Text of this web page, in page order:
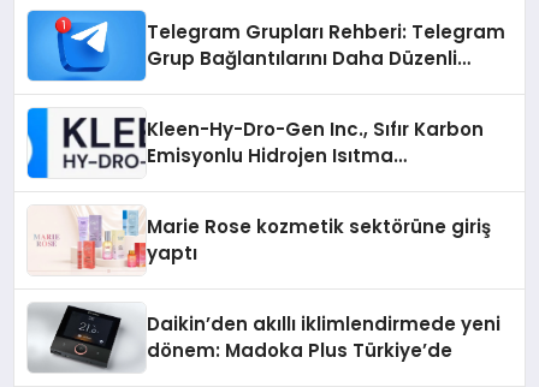
Telegram Grupları Rehberi: Telegram
Grup Bağlantılarını Daha Düzenli
Kleen-Hy-Dro-Gen Inc., Sıfır Karbon
Emisyonlu Hidrojen Isıtma
Marie Rose kozmetik sektörüne giriş
yaptı
Daikin’den akıllı iklimlendirmede yeni
dönem: Madoka Plus Türkiye’de